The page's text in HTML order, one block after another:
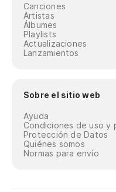
Canciones
Artistas
Álbumes
Playlists
Actualizaciones
Lanzamientos
Sobre el sitio web
Ayuda
Condiciones de uso y
Protección de Datos
Quiénes somos
Normas para envío